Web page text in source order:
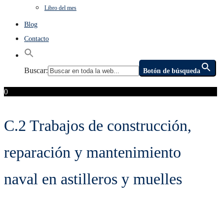
Libro del mes
Blog
Contacto
Buscar: Botón de búsqueda
0
C.2 Trabajos de construcción,
reparación y mantenimiento
naval en astilleros y muelles